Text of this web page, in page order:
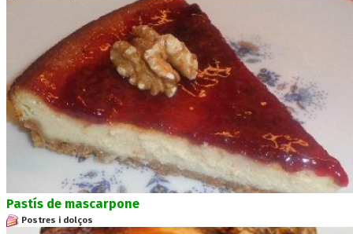
Pastís de mascarpone
Postres i dolços